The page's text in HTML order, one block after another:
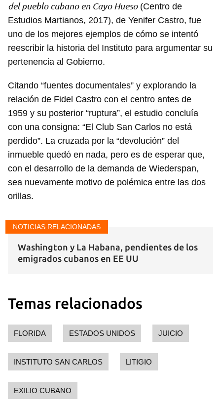
del pueblo cubano en Cayo Hueso(Centro de
Estudios Martianos, 2017), de Yenifer Castro, fue
uno de los mejores ejemplos de cómo se intentó
reescribir la historia del Instituto para argumentar su
pertenencia al Gobierno.
Citando “fuentes documentales” y explorando la
relación de Fidel Castro con el centro antes de
1959 y su posterior “ruptura”, el estudio concluía
con una consigna: “El Club San Carlos no está
perdido”. La cruzada por la “devolución” del
inmueble quedó en nada, pero es de esperar que,
con el desarrollo de la demanda de Wiederspan,
sea nuevamente motivo de polémica entre las dos
orillas.
NOTICIAS RELACIONADAS
Washington y La Habana, pendientes de los
emigrados cubanos en EE UU
Temas relacionados
FLORIDA ESTADOS UNIDOS JUICIO
INSTITUTO SAN CARLOS LITIGIO
EXILIO CUBANO